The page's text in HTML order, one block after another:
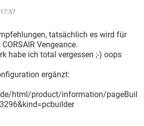
tatsächlich es wird für
Vengeance.
habe ich total vergessen ;-) oops
ergänzt:
html/product/information/pageBuil